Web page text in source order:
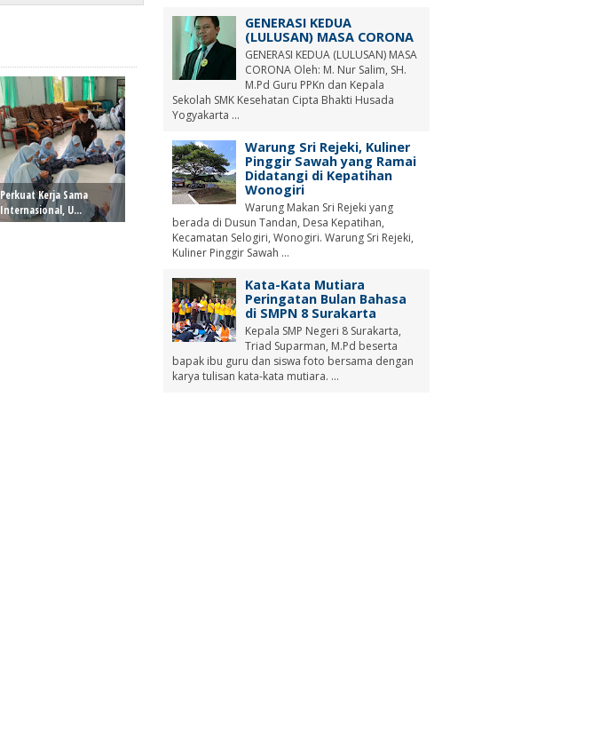
Perkuat Kerja Sama
Internasional, U...
GENERASI KEDUA
(LULUSAN) MASA CORONA
GENERASI KEDUA (LULUSAN) MASA
CORONA Oleh: M. Nur Salim, SH.
M.Pd Guru PPKn dan Kepala
Sekolah SMK Kesehatan Cipta Bhakti Husada
Yogyakarta ...
Warung Sri Rejeki, Kuliner
Pinggir Sawah yang Ramai
Didatangi di Kepatihan
Wonogiri
Warung Makan Sri Rejeki yang
berada di Dusun Tandan, Desa Kepatihan,
Kecamatan Selogiri, Wonogiri. Warung Sri Rejeki,
Kuliner Pinggir Sawah ...
Kata-Kata Mutiara
Peringatan Bulan Bahasa
di SMPN 8 Surakarta
Kepala SMP Negeri 8 Surakarta,
Triad Suparman, M.Pd beserta
bapak ibu guru dan siswa foto bersama dengan
karya tulisan kata-kata mutiara. ...